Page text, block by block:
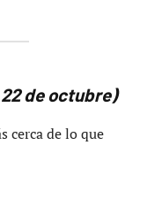
de octubre)
cerca de lo que